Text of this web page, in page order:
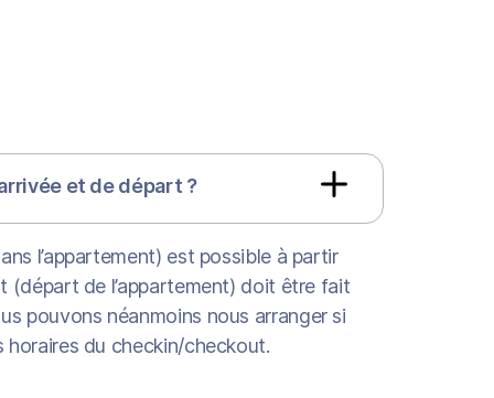
et de départ ?
l’appartement) est possible à partir
(départ de l’appartement) doit être fait
pouvons néanmoins nous arranger si
horaires du checkin/checkout.